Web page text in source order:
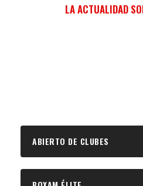
LA ACTUALIDAD
ABIERTO DE CLUBES